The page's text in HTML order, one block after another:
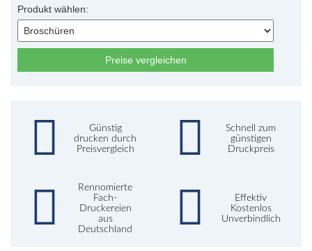
Produkt wählen:
Preise vergleichen
Günstig
drucken durch
Preisvergleich
Schnell zum
günstigen
Druckpreis
Rennomierte
Fach-
Druckereien
aus
Deutschland
Effektiv
Kostenlos
Unverbindlich